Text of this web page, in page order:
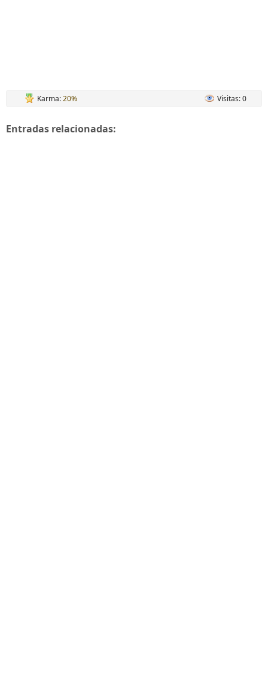
Karma:20% Visitas: 0
Entradas relacionadas: